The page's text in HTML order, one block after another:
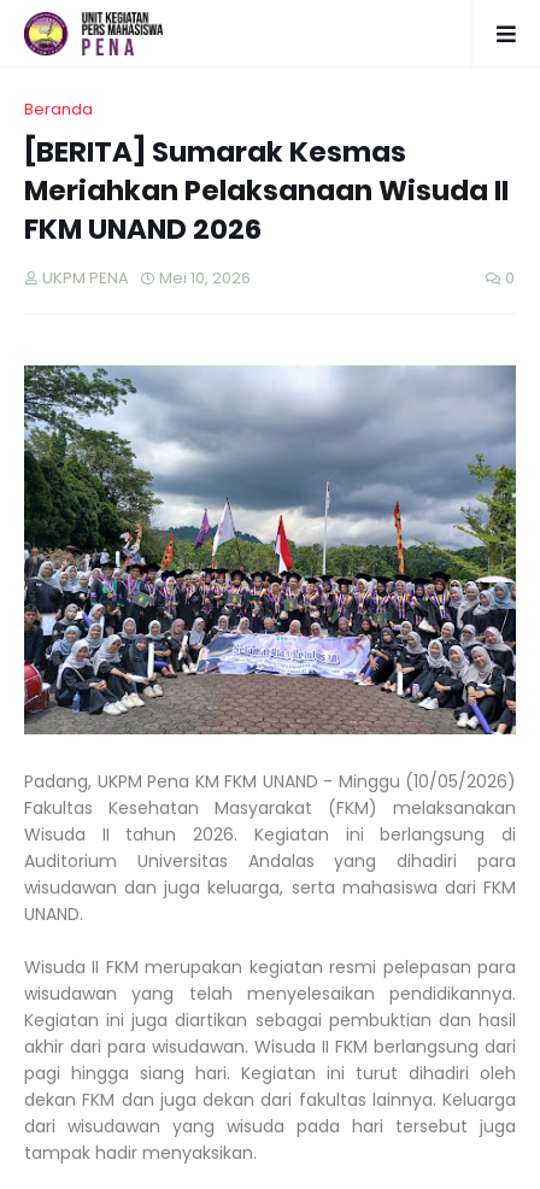
Beranda
[BERITA] Sumarak Kesmas
Meriahkan Pelaksanaan Wisuda II
FKM UNAND 2026
UKPM PENA Mei 10, 2026 0
Padang, UKPM Pena KM FKM UNAND - Minggu (10/05/2026)
Fakultas Kesehatan Masyarakat (FKM) melaksanakan
Wisuda II tahun 2026. Kegiatan ini berlangsung di
Auditorium Universitas Andalas yang dihadiri para
wisudawan dan juga keluarga, serta mahasiswa dari FKM
UNAND.
Wisuda II FKM merupakan kegiatan resmi pelepasan para
wisudawan yang telah menyelesaikan pendidikannya.
Kegiatan ini juga diartikan sebagai pembuktian dan hasil
akhir dari para wisudawan. Wisuda II FKM berlangsung dari
pagi hingga siang hari. Kegiatan ini turut dihadiri oleh
dekan FKM dan juga dekan dari fakultas lainnya. Keluarga
dari wisudawan yang wisuda pada hari tersebut juga
tampak hadir menyaksikan.